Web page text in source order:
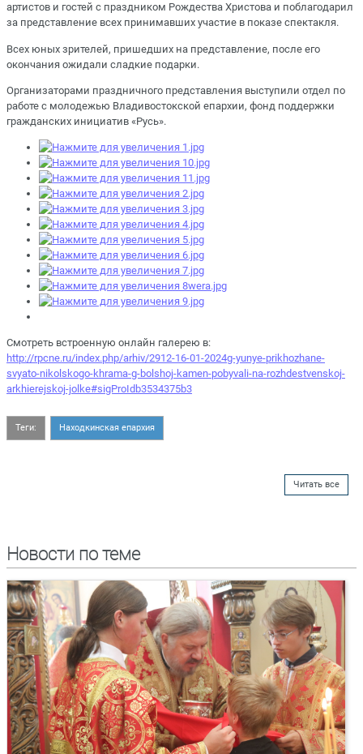
артистов и гостей с праздником Рождества Христова и поблагодарил
за представление всех принимавших участие в показе спектакля.
Всех юных зрителей, пришедших на представление, после его
окончания ожидали сладкие подарки.
Организаторами праздничного представления выступили отдел по
работе с молодежью Владивостокской епархии, фонд поддержки
гражданских инициатив «Русь».
Смотреть встроенную онлайн галерею в:
http://rpcne.ru/index.php/arhiv/2912-16-01-2024g-yunye-prikhozhane-
svyato-nikolskogo-khrama-g-bolshoj-kamen-pobyvali-na-rozhdestvenskoj-
arkhierejskoj-jolke#sigProIdb3534375b3
Теги: Находкинская епархия
Читать все
Новости по теме